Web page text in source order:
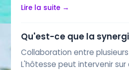
Lire la suite →
Qu'est-ce que la
Collaboration entre
L'hôtesse peut intervenir